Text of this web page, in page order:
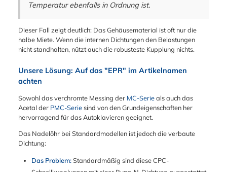
Temperatur ebenfalls in Ordnung ist.
Dieser Fall zeigt deutlich: Das Gehäusematerial ist oft nur die
halbe Miete. Wenn die internen Dichtungen den Belastungen
nicht standhalten, nützt auch die robusteste Kupplung nichts.
Unsere Lösung: Auf das "EPR" im Artikelnamen
achten
Sowohl das verchromte Messing der MC-Serieals auch das
Acetal der PMC-Seriesind von den Grundeigenschaften her
hervorragend für das Autoklavieren geeignet.
Das Nadelöhr bei Standardmodellen ist jedoch die verbaute
Dichtung:
Das Problem:Standardmäßig sind diese CPC-